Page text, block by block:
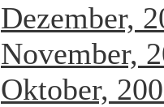
Dezember,
November,
Oktober,